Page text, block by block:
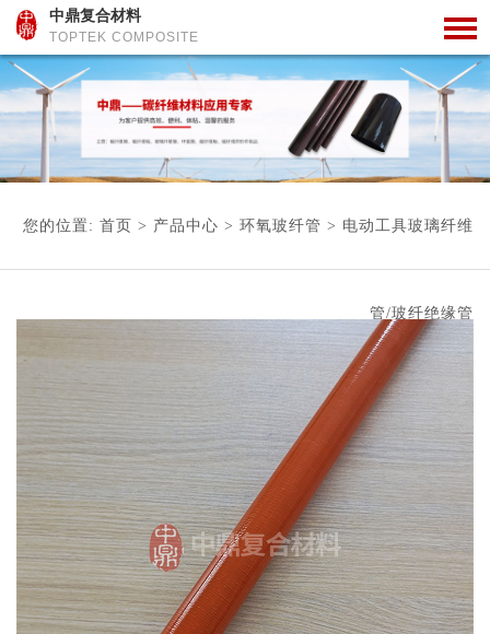
中鼎复合材料
TOPTEK COMPOSITE
您的位置: 首页 > 产品中心 > 环氧玻纤管 > 电动工具玻璃纤维
管/玻纤绝缘管